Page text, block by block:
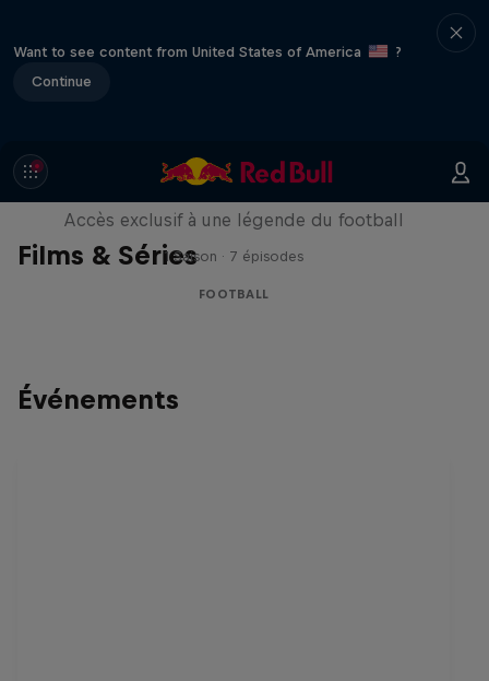
Want to see content from United States of America
?
Continue
Films & Séries
Neymar Jr. Full Access
Accès exclusif à une légende du football
1 Saison · 7 épisodes
FOOTBALL
Événements